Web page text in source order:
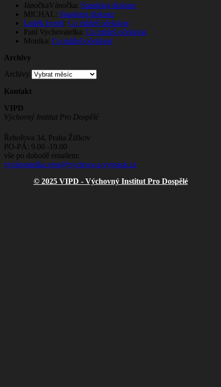
JánočkaVánočka: Spanking diskuze
MICHAL: Spanking diskuze
Luděk kyseli: Co můžeš očekávat
Paní Vychovatelka: Co můžeš očekávat
Monika: Co můžeš očekávat
Archivy
Archivy
Kontakt
VIPD
Výchovný Institut Pro Dospělé
Řehořova 34, Praha Žižkov
PO-PÁ: 9.00 -19.00
vše po dohodě emailem:
vychovatelka.vera@vychova-a-vyprask.cz
© 2025 VIPD - Výchovný Institut Pro Dospělé